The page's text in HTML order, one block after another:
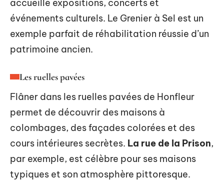
accueille expositions, concerts et
événements culturels. Le Grenier à Sel est un
exemple parfait de réhabilitation réussie d’un
patrimoine ancien.
Les ruelles pavées
Flâner dans les ruelles pavées de Honfleur
permet de découvrir des maisons à
colombages, des façades colorées et des
cours intérieures secrètes. La rue de la Prison,
par exemple, est célèbre pour ses maisons
typiques et son atmosphère pittoresque.